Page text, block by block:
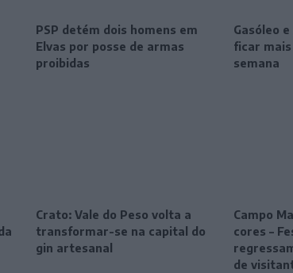
PSP detém dois homens em
Elvas por posse de armas
proibidas
Gasóleo
ficar
semana
Crato: Vale do Peso volta a
transformar-se na capital do
gin artesanal
Campo
cores –
de